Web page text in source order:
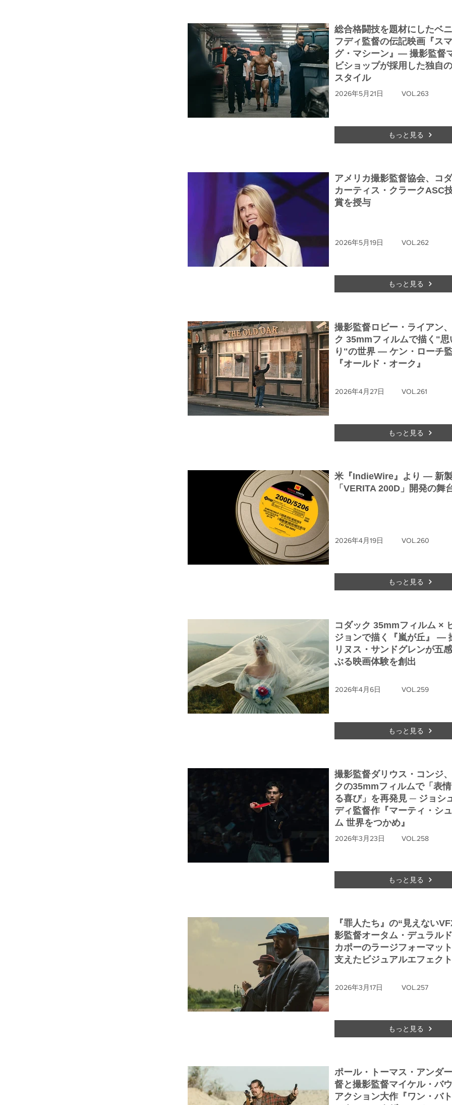
総合格闘技を題材にしたベ
フディ監督の伝記映画『ス
グ・マシーン』― 撮影監督
ビショップが採用した独自
スタイル
2026年5月21日 VOL.263
もっと見る
アメリカ撮影監督協会、コ
カーティス・クラークASC
賞を授与
2026年5月19日 VOL.262
もっと見る
撮影監督ロビー・ライアン
ク 35mmフィルムで描く"思
り"の世界 ― ケン・ローチ
『オールド・オーク』
2026年4月27日 VOL.261
もっと見る
米『IndieWire』より ― 新
「VERITA 200D」開発の舞
2026年4月19日 VOL.260
もっと見る
コダック 35mmフィルム ×
ジョンで描く『嵐が丘』 ―
リヌス・サンドグレンが五
ぶる映画体験を創出
2026年4月6日 VOL.259
もっと見る
撮影監督ダリウス・コンジ
クの35mmフィルムで「表情
る喜び」を再発見 ─ ジョシ
ディ監督作『マーティ・シ
ム 世界をつかめ』
2026年3月23日 VOL.258
もっと見る
『罪人たち』の“見えない
影監督オータム・デュラル
カポーのラージフォーマッ
支えたビジュアルエフェクト
2026年3月17日 VOL.257
もっと見る
ポール・トーマス・アンダ
督と撮影監督マイケル・バウ
アクション大作『ワン・バ